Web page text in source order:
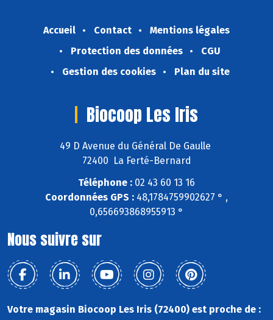
Accueil Contact
Mentions légales
Protection des données
CGU
Gestion des cookies
Plan du site
Biocoop Les Iris
49 D Avenue du Général De Gaulle
72400 La Ferté-Bernard
Téléphone : 02 43 60 13 16
Coordonnées GPS : 48,1784759902627 ° ,
0,656693868955913 °
Nous suivre sur
Votre magasin Biocoop Les Iris (72400) est proche de :